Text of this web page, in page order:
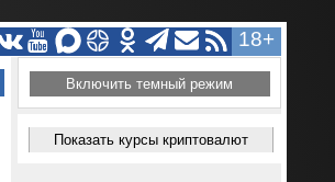
18+
Включить темный режим
Показать курсы криптовалют